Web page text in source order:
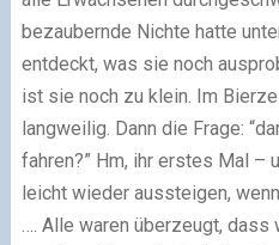
bezaubernde Nichte hatte
entdeckt, was sie noch
ist sie noch zu klein. Im
langweilig. Dann die Frage:
fahren?” Hm, ihr erstes Mal –
leicht wieder aussteigen,
…. Alle waren überzeugt, dass